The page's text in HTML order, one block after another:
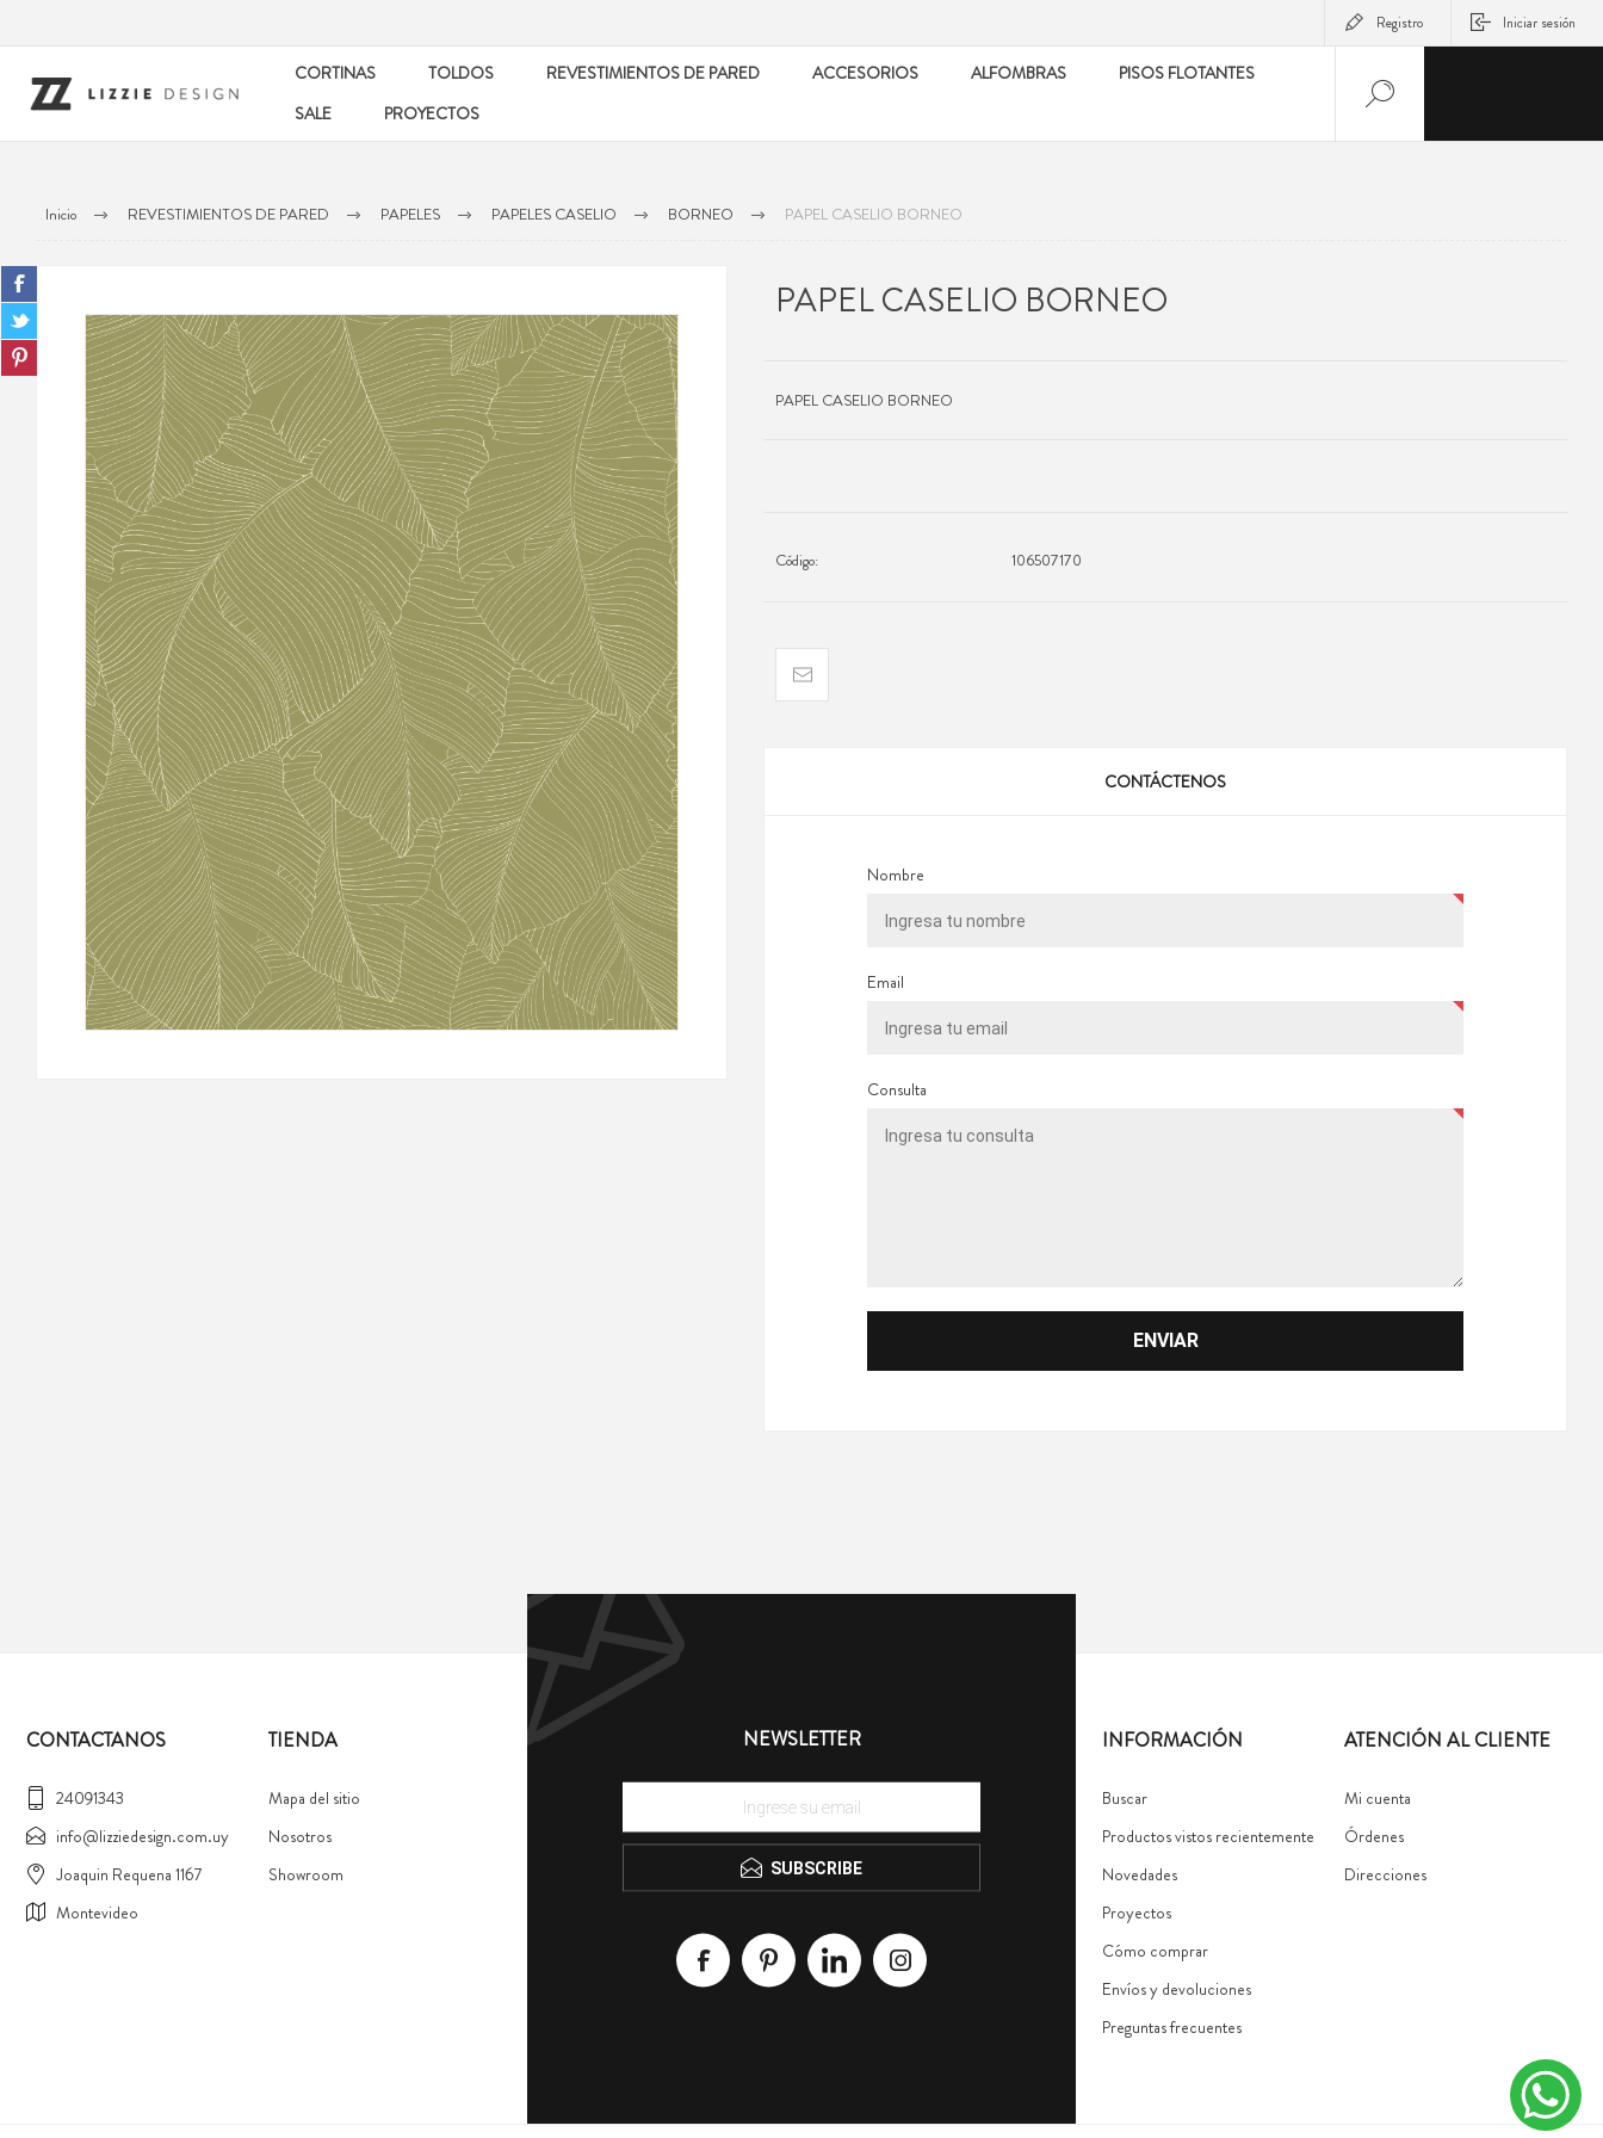
Registro Iniciar sesión
CORTINAS TOLDOS REVESTIMIENTOS DE PARED ACCESORIOS ALFOMBRAS
PISOS FLOTANTES
SALE
PROYECTOS
Inicio REVESTIMIENTOS DE PARED PAPELES PAPELES CASELIO BORNEO PAPEL CASELIO BORNEO
PAPEL CASELIO BORNEO
PAPEL CASELIO BORNEO
Código: 106507170
CONTÁCTENOS
Nombre
Email
Consulta
NEWSLETTER
SUBSCRIBE
CONTACTANOS
24091343
info@lizziedesign.com.uy
Joaquin Requena 1167
Montevideo
TIENDA
Mapa del sitio
Nosotros
Showroom
INFORMACIÓN
Buscar
Productos vistos recientemente
Novedades
Proyectos
Cómo comprar
Envíos y devoluciones
Preguntas frecuentes
ATENCIÓN AL CLIENTE
Mi cuenta
Órdenes
Direcciones